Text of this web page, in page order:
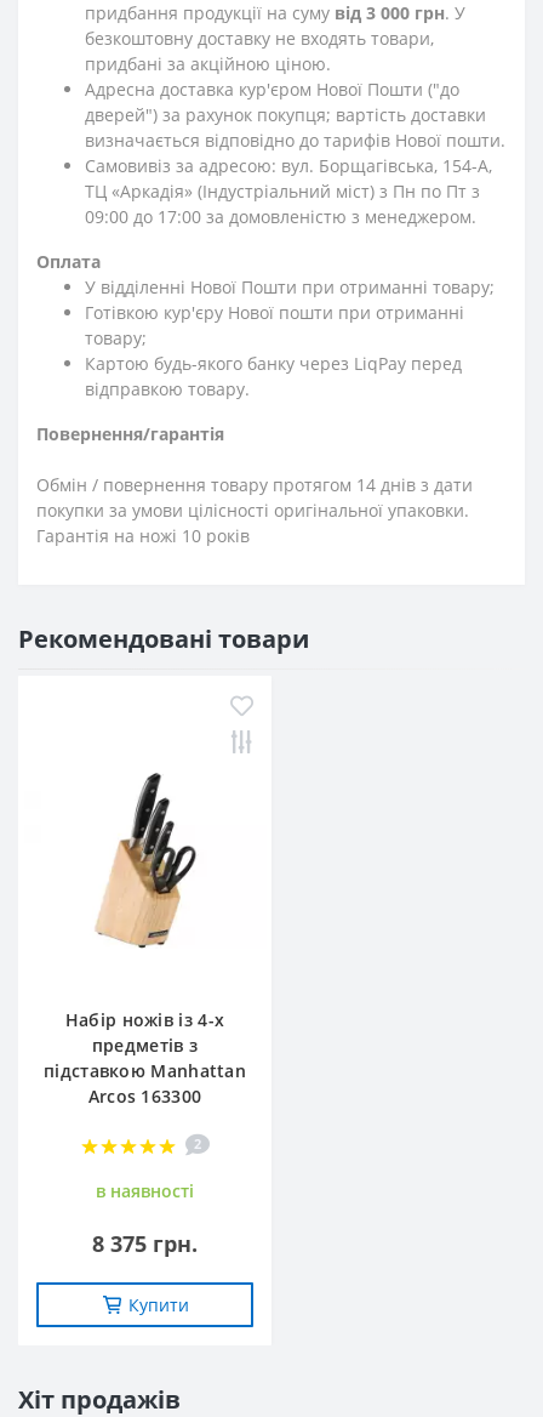
придбання продукції на суму від 3 000 грн. У
безкоштовну доставку не входять товари,
придбані за акційною ціною.
Адресна доставка кур'єром Нової Пошти ("до
дверей") за рахунок покупця; вартість доставки
визначається відповідно до тарифів Нової пошти.
Самовивіз за адресою: вул. Борщагівська, 154-А,
ТЦ «Аркадія» (Індустріальний міст) з Пн по Пт з
09:00 до 17:00 за домовленістю з менеджером.
Оплата
У відділенні Нової Пошти при отриманні товару;
Готівкою кур'єру Нової пошти при отриманні
товару;
Картою будь-якого банку через LiqPay перед
відправкою товару.
Повернення/гарантія
Обмін / повернення товару протягом 14 днів з дати
покупки за умови цілісності оригінальної упаковки.
Гарантія на ножі 10 років
Рекомендовані товари
Набір ножів із 4-х
предметів з
підставкою Manhattan
Arcos 163300
2
в наявностi
8 375 грн.
Купити
Хіт продажів